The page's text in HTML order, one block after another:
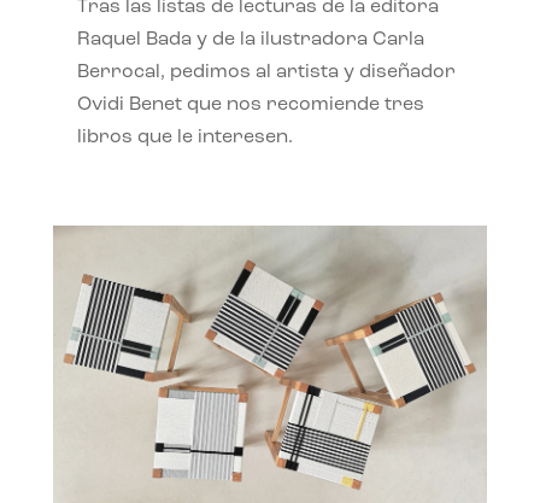
Tras las listas de lecturas de la editora
Raquel Bada y de la ilustradora Carla
Berrocal, pedimos al artista y diseñador
Ovidi Benet que nos recomiende tres
libros que le interesen.